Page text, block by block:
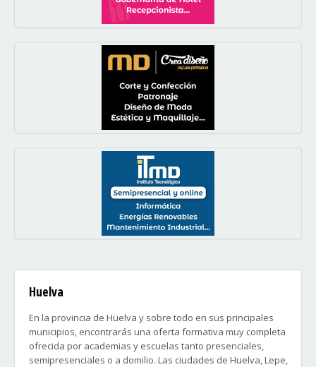
Huelva
En la provincia de Huelva y sobre todo en sus principales
municipios, encontrarás una oferta formativa muy completa
ofrecida por academias y escuelas tanto presenciales,
semipresenciales o a domilio. Las ciudades de Huelva, Lepe,